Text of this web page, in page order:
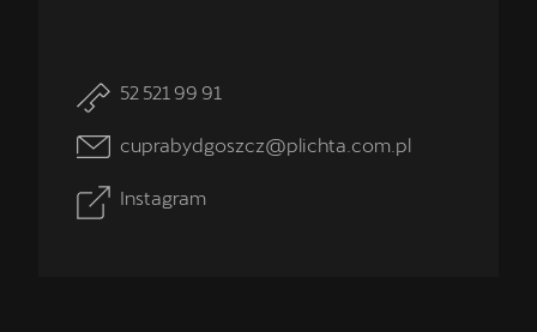
52 521 99 91
cuprabydgoszcz@plichta.com.pl
Instagram